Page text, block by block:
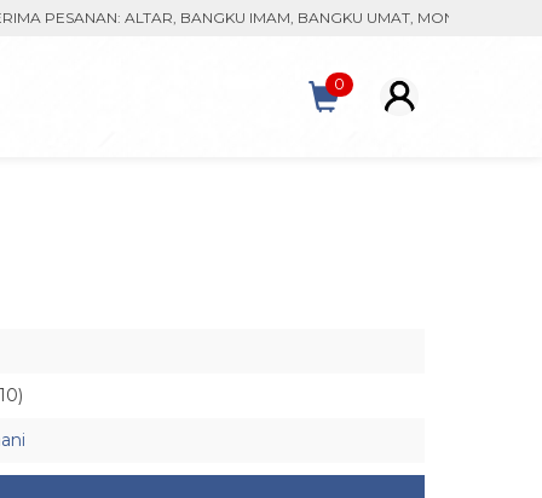
PESANAN: ALTAR, BANGKU IMAM, BANGKU UMAT, MONSTRAN, KACA
0